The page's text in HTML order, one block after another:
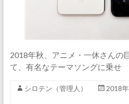
2018年秋、アニメ・一休さんの
て、有名なテーマソングに乗せ
シロテン（管理人） 2018